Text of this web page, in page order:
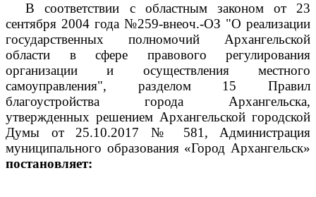
В соответствии с областным законом от 23
сентября 2004 года №259-внеоч.-ОЗ "О реализации
государственных полномочий Архангельской
области в сфере правового регулирования
организации и осуществления местного
самоуправления", разделом 15 Правил
благоустройства города Архангельска,
утвержденных решением Архангельской городской
Думы от 25.10.2017 № 581, Администрация
муниципального образования «Город Архангельск»
постановляет: